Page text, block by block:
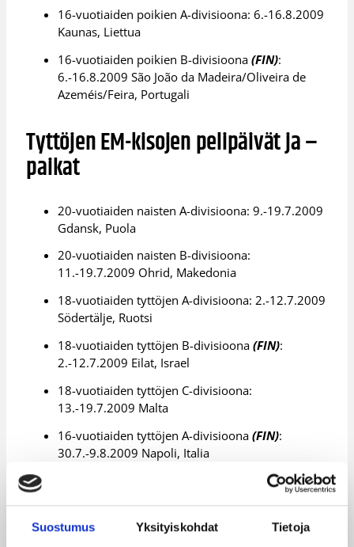
Suostumus Yksityiskohdat Tietoja
16-vuotiaiden poikien A-divisioona: 6.-16.8.2009
Kaunas, Liettua
16-vuotiaiden poikien B-divisioona(FIN):
6.-16.8.2009 São João da Madeira/Oliveira de
Azeméis/Feira, Portugali
Tyttöjen EM-kisojen pelipäivät ja –
paikat
20-vuotiaiden naisten A-divisioona: 9.-19.7.2009
Gdansk, Puola
20-vuotiaiden naisten B-divisioona:
11.-19.7.2009 Ohrid, Makedonia
18-vuotiaiden tyttöjen A-divisioona: 2.-12.7.2009
Södertälje, Ruotsi
18-vuotiaiden tyttöjen B-divisioona(FIN):
2.-12.7.2009 Eilat, Israel
18-vuotiaiden tyttöjen C-divisioona:
13.-19.7.2009 Malta
16-vuotiaiden tyttöjen A-divisioona(FIN):
30.7.-9.8.2009 Napoli, Italia
Lisätietoja:/maajoukkueet/